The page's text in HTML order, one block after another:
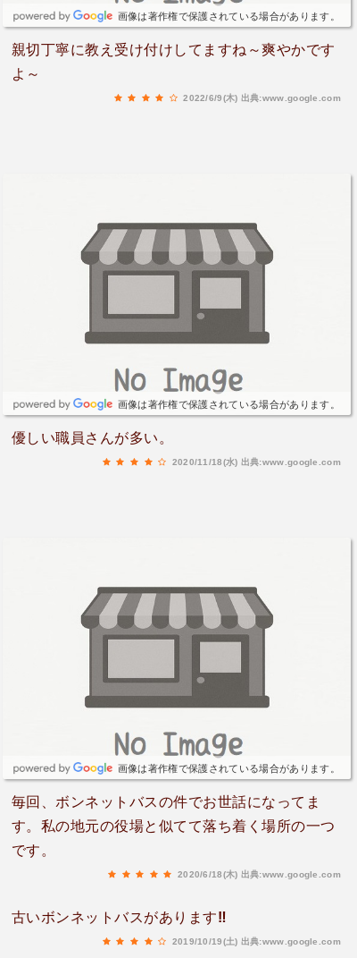
画像は著作権で保護されている場合があります。
親切丁寧に教え受け付けしてますね～爽やかです
よ～
2022/6/9(木) 出典:www.google.com
画像は著作権で保護されている場合があります。
優しい職員さんが多い。
2020/11/18(水) 出典:www.google.com
画像は著作権で保護されている場合があります。
毎回、ボンネットバスの件でお世話になってま
す。私の地元の役場と似てて落ち着く場所の一つ
です。
2020/6/18(木) 出典:www.google.com
古いボンネットバスがあります‼️
2019/10/19(土) 出典:www.google.com